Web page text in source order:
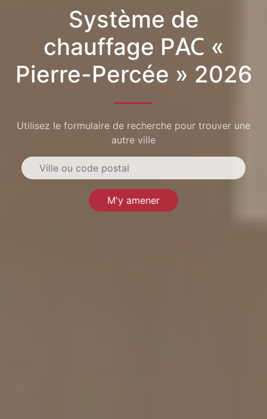
Système de
chauffage PAC «
Pierre-Percée » 2026
Utilisez le formulaire de recherche pour trouver une
autre ville
M'y amener